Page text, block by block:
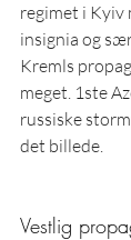
regimet i Kyiv
insignia og
Kremls
meget. 1ste
russiske
det billede.
Vestlig